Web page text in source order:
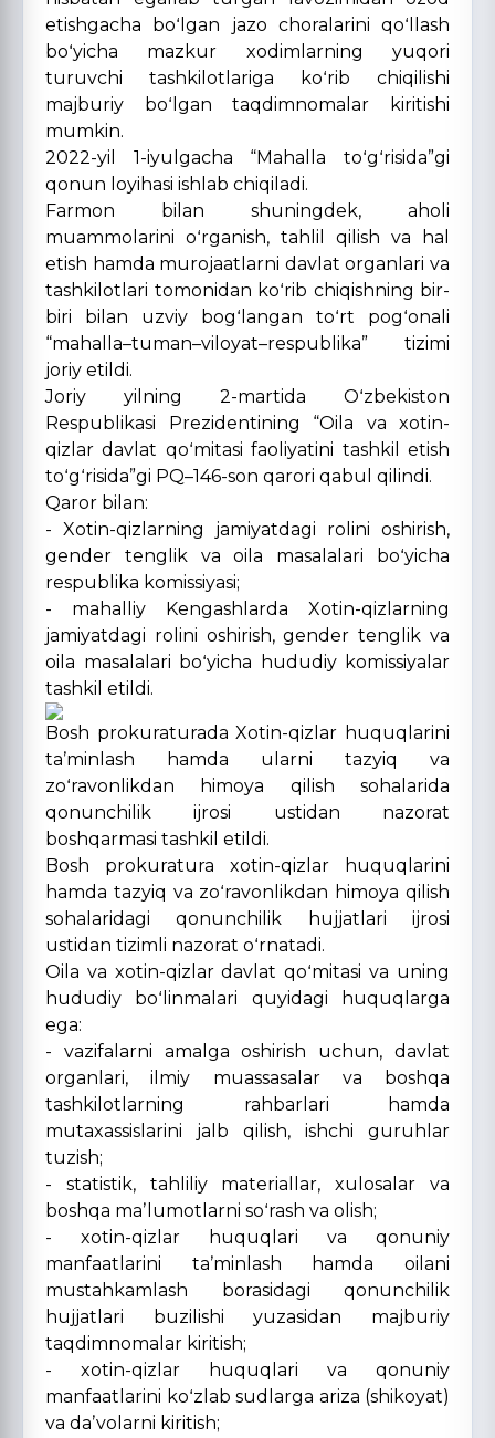
etishgacha boʻlgan jazo choralarini qoʻllash
boʻyicha mazkur xodimlarning yuqori
turuvchi tashkilotlariga koʻrib chiqilishi
majburiy boʻlgan taqdimnomalar kiritishi
mumkin.
2022-yil 1-iyulgacha “Mahalla toʻgʻrisida”gi
qonun loyihasi ishlab chiqiladi.
Farmon bilan shuningdek, aholi
muammolarini oʻrganish, tahlil qilish va hal
etish hamda murojaatlarni davlat organlari va
tashkilotlari tomonidan koʻrib chiqishning bir-
biri bilan uzviy bogʻlangan toʻrt pogʻonali
“mahalla–tuman–viloyat–respublika” tizimi
joriy etildi.
Joriy yilning 2-martida Oʻzbekiston
Respublikasi Prezidentining “Oila va xotin-
qizlar davlat qoʻmitasi faoliyatini tashkil etish
toʻgʻrisida”gi PQ–146-son qarori qabul qilindi.
Qaror bilan:
- Xotin-qizlarning jamiyatdagi rolini oshirish,
gender tenglik va oila masalalari boʻyicha
respublika komissiyasi;
- mahalliy Kengashlarda Xotin-qizlarning
jamiyatdagi rolini oshirish, gender tenglik va
oila masalalari boʻyicha hududiy komissiyalar
tashkil etildi.
Bosh prokuraturada Xotin-qizlar huquqlarini
taʼminlash hamda ularni tazyiq va
zoʻravonlikdan himoya qilish sohalarida
qonunchilik ijrosi ustidan nazorat
boshqarmasi tashkil etildi.
Bosh prokuratura xotin-qizlar huquqlarini
hamda tazyiq va zoʻravonlikdan himoya qilish
sohalaridagi qonunchilik hujjatlari ijrosi
ustidan tizimli nazorat oʻrnatadi.
Oila va xotin-qizlar davlat qoʻmitasi va uning
hududiy boʻlinmalari quyidagi huquqlarga
ega:
- vazifalarni amalga oshirish uchun, davlat
organlari, ilmiy muassasalar va boshqa
tashkilotlarning rahbarlari hamda
mutaxassislarini jalb qilish, ishchi guruhlar
tuzish;
- statistik, tahliliy materiallar, xulosalar va
boshqa maʼlumotlarni soʻrash va olish;
- xotin-qizlar huquqlari va qonuniy
manfaatlarini taʼminlash hamda oilani
mustahkamlash borasidagi qonunchilik
hujjatlari buzilishi yuzasidan majburiy
taqdimnomalar kiritish;
- xotin-qizlar huquqlari va qonuniy
manfaatlarini koʻzlab sudlarga ariza (shikoyat)
va daʼvolarni kiritish;